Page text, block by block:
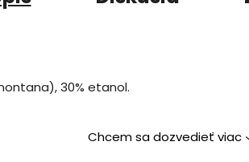
30% etanol.
Chcem sa dozvedieť viac